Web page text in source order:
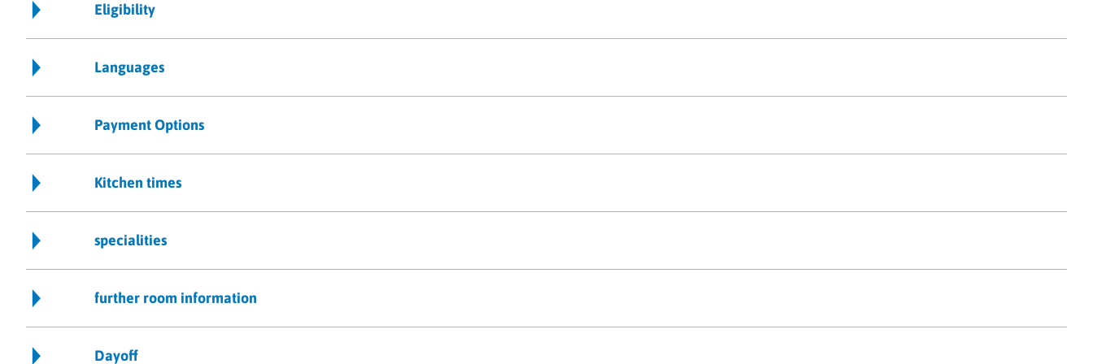
Eligibility
Languages
Payment Options
Kitchen times
specialities
further room information
Dayoff